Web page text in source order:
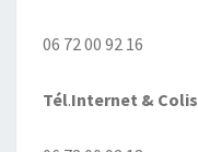
06 72 00 92 16
Tél.Internet & Colis